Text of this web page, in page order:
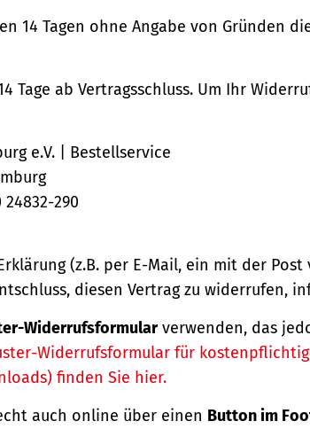
14 Tagen ohne Angabe von Gründen
Tage ab Vertragsschluss. Um Ihr
e.V. | Bestellservice
24832-290
(z.B. per E-Mail, ein mit der
diesen Vertrag zu widerrufen,
Widerrufsformularverwenden, das
Widerrufsformular für
finden Sie hier.
auch online über einen Button im